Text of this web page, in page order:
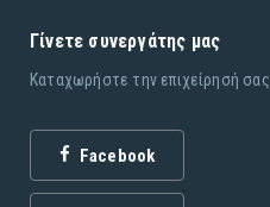
Γίνετε συνεργάτης μας
Καταχωρήστε την επιχείρησή σας
Facebook